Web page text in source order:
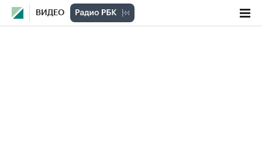
ВИДЕО